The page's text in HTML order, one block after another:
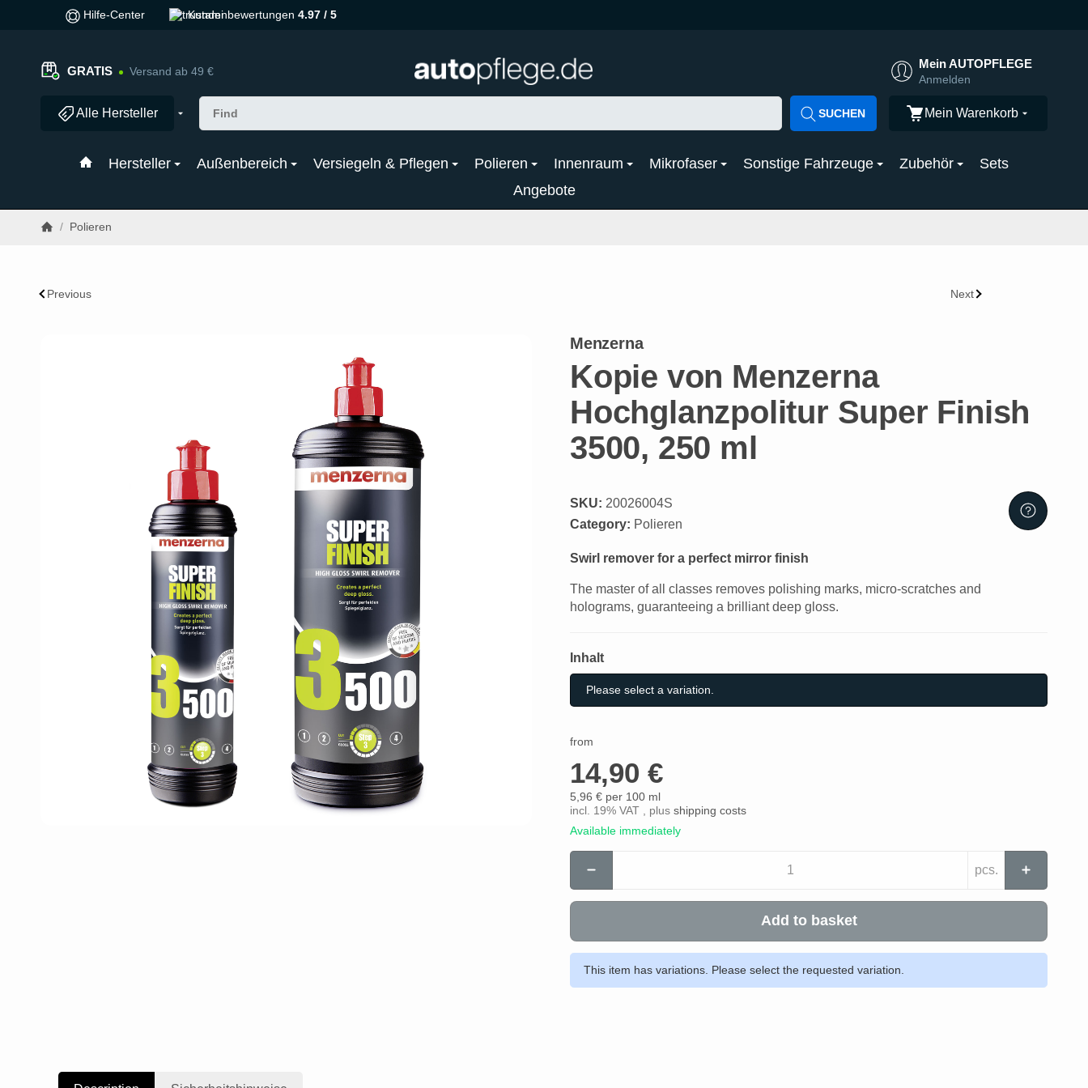
Hilfe-Center Kundenbewertungen 4.97 / 5
GRATIS Versand ab 49 €
Mein AUTOPFLEGE
Anmelden
Alle Hersteller SUCHEN Mein Warenkorb
Hersteller Außenbereich Versiegeln & Pflegen Polieren Innenraum Mikrofaser Sonstige Fahrzeuge Zubehör
Sets
Angebote
/ Polieren
Previous Next
Menzerna
Kopie von Menzerna
Hochglanzpolitur Super Finish
3500, 250 ml
SKU: 20026004S
Category: Polieren
Swirl remover for a perfect mirror finish
The master of all classes removes polishing marks, micro-scratches and
holograms, guaranteeing a brilliant deep gloss.
Inhalt
Inhalt
Please select a variation.
from
14,90 €
5,96 € per 100 ml
incl. 19% VAT , plus shipping costs
Available immediately
pcs.
Add to basket
This item has variations. Please select the requested variation.